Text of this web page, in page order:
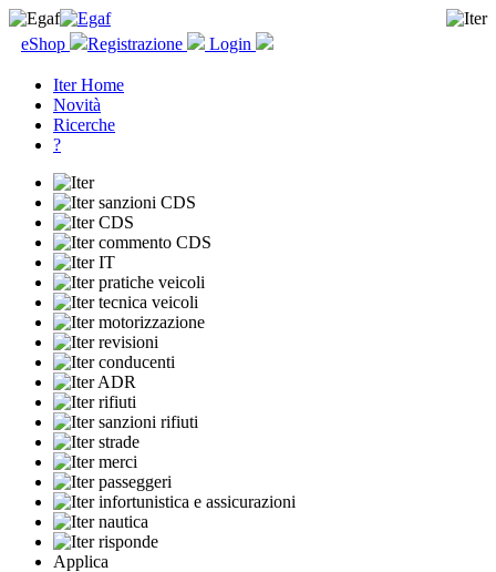
eShop Registrazione Login
Iter Home
Novità
Ricerche
?
Applica